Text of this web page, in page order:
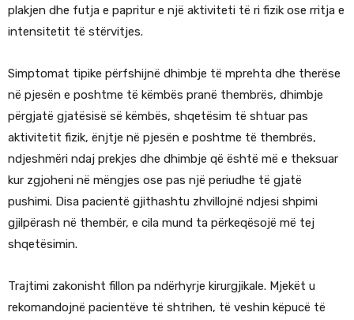
plakjen dhe futja e papritur e një aktiviteti të ri fizik ose rritja e
intensitetit të stërvitjes.
Simptomat tipike përfshijnë dhimbje të mprehta dhe therëse
në pjesën e poshtme të këmbës pranë thembrës, dhimbje
përgjatë gjatësisë së këmbës, shqetësim të shtuar pas
aktivitetit fizik, ënjtje në pjesën e poshtme të thembrës,
ndjeshmëri ndaj prekjes dhe dhimbje që është më e theksuar
kur zgjoheni në mëngjes ose pas një periudhe të gjatë
pushimi. Disa pacientë gjithashtu zhvillojnë ndjesi shpimi
gjilpërash në thembër, e cila mund ta përkeqësojë më tej
shqetësimin.
Trajtimi zakonisht fillon pa ndërhyrje kirurgjikale. Mjekët u
rekomandojnë pacientëve të shtrihen, të veshin këpucë të